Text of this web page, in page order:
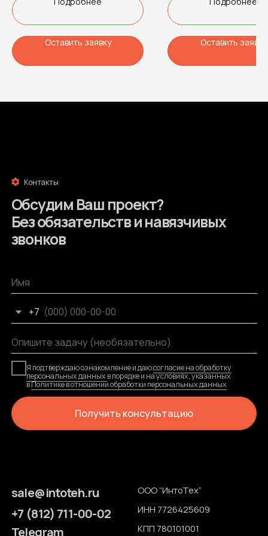
приема топлива.
Оставить заявку
размещения оборудования
топлива, открытый островок для
самообслуживания.
Цена по запросу
Оставить заявку
Гаванская 22
Разработка сайта
Согласие на обработку
персональных данных
персональных данных
Сердце ИнтоТех
Лицензии
Получить консультацию
НТОТЕХ
И